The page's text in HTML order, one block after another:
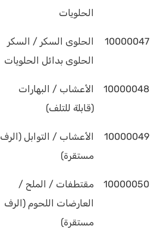
الحلويات
10000047
الحلوى السكر / السكر
الحلوى بدائل الحلويات
10000048
الأعشاب / البهارات
(قابلة للتلف)
10000049
الأعشاب / التوابل (الرف
مستقرة)
10000050
مقتطفات / الملح /
العارضات اللحوم (الرف
مستقرة)